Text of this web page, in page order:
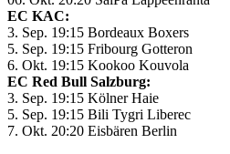
EC KAC:
3. Sep. 19:15 Bordeaux Boxers
5. Sep. 19:15 Fribourg Gotteron
6. Okt. 19:15 Kookoo Kouvola
EC Red Bull Salzburg:
3. Sep. 19:15 Kölner Haie
5. Sep. 19:15 Bili Tygri Liberec
7. Okt. 20:20 Eisbären Berlin